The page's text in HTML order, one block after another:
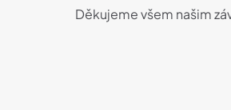
Děkujeme všem našim